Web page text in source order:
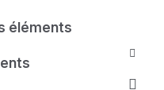
éléments